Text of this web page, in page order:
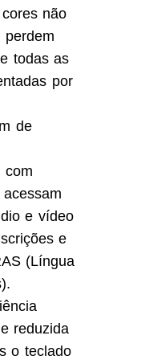
não
perdem
todas as
por
de
com
e vídeo
e
(Língua
reduzida
o teclado